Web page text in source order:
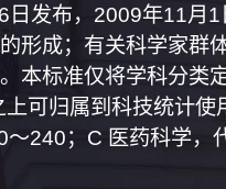
发布，2009年11月
形成；有关科学家群
本标准仅将学科分类
可归属到科技统计
240；C 医药科学，